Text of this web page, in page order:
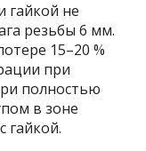
гайкой не
резьбы 6 мм.
15–20 %
при
полностью
в зоне
гайкой.